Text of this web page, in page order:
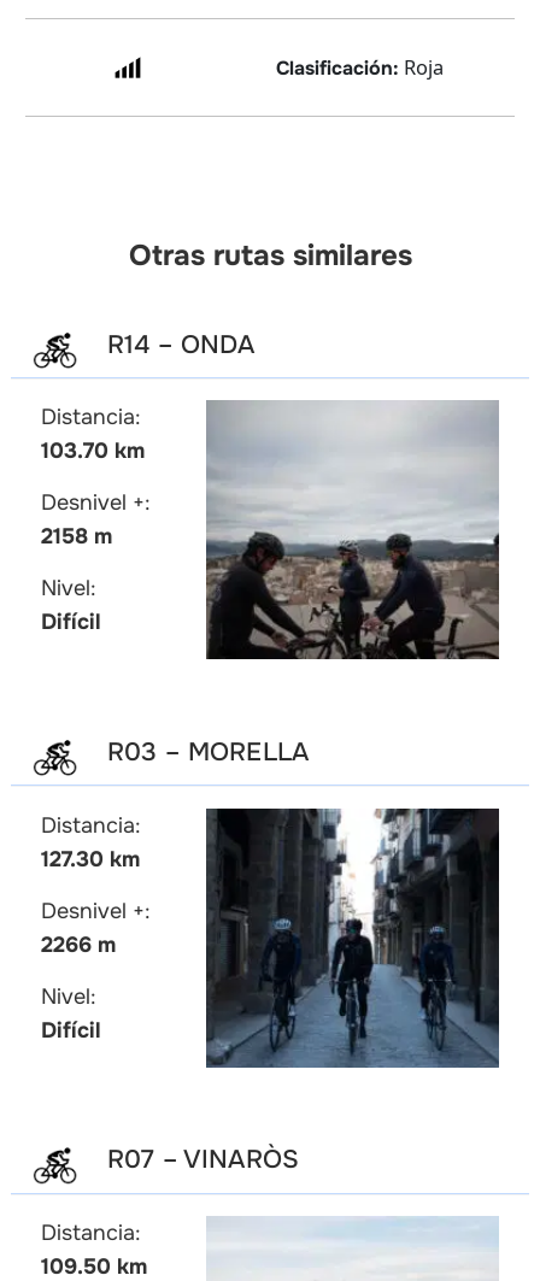
Clasificación: Roja
Otras rutas similares
R14 – ONDA
Distancia:
103.70 km
Desnivel +:
2158 m
Nivel:
Difícil
R03 – MORELLA
Distancia:
127.30 km
Desnivel +:
2266 m
Nivel:
Difícil
R07 – VINARÒS
Distancia:
109.50 km